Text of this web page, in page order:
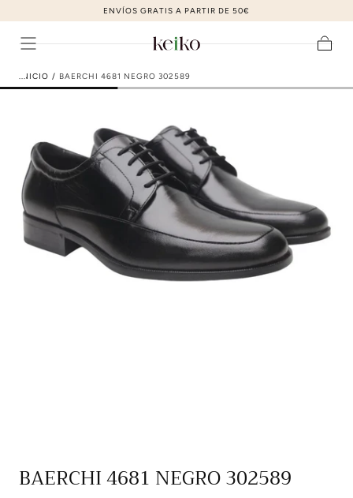
ir al contenido
ZAPATOS DE MODA AL MEJOR PRECIO
multimedia
INICIO / BAERCHI 4681 NEGRO 302589
BAERCHI 4681 NEGRO 302589